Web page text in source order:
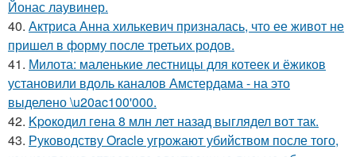
Йонас лаувинер.
40. Актриса Анна хилькевич призналась, что ее живот не
пришел в форму после третьих родов.
41. Милота: маленькие лестницы для котеек и ёжиков
установили вдоль каналов Амстердама - на это
выделено \u20ac100'000.
42. Kpoкoдил гeна 8 млн лет назад выглядел вот так.
43. Руководству Oracle угрожают убийством после того,